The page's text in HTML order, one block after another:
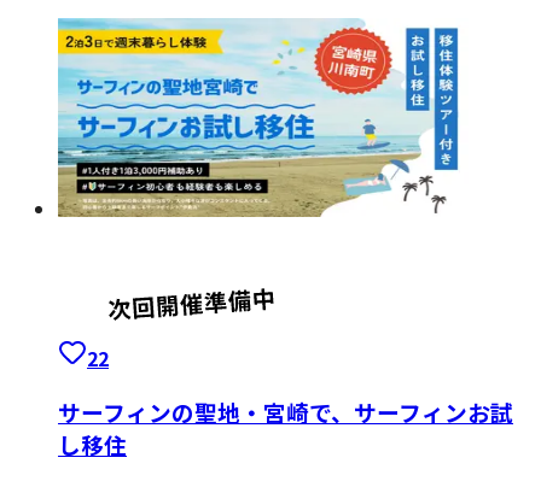
22
サーフィンの聖地・宮崎で、サーフィンお試
し移住